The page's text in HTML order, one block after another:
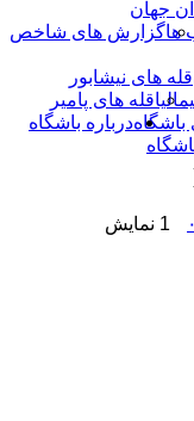
جهان
هاگزارش های شاخص
قله های نیشابور
قله های پامیر
باشگاهدرباره باشگاه
۰ 1 نمایش